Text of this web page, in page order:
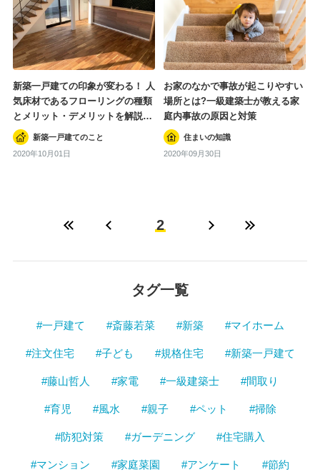
新築一戸建ての印象が変わる！ 人
気床材であるフローリングの種類
とメリット・デメリットを解説…
新築一戸建てのこと
2020年10月01日
お家のなかで事故が起こりやすい
場所とは?一級建築士が教える家
庭内事故の原因と対策
住まいの知識
2020年09月30日
2
タグ一覧
#一戸建て #斎藤若菜 #新築 #マイホーム
#注文住宅 #子ども #規格住宅 #新築一戸建て
#藤山哲人 #家電 #一級建築士 #間取り
#育児 #風水 #親子 #ペット #掃除
#防犯対策 #ガーデニング #住宅購入
#マンション #家庭菜園 #アンケート #節約